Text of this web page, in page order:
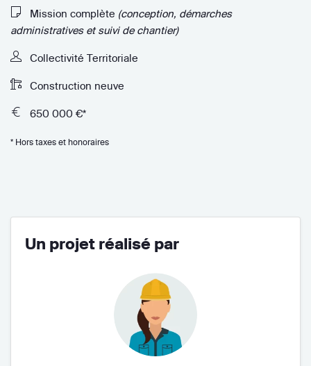
Mission complète (conception, démarches
administratives et suivi de chantier)
Collectivité Territoriale
Construction neuve
650 000 €*
* Hors taxes et honoraires
Un projet réalisé par